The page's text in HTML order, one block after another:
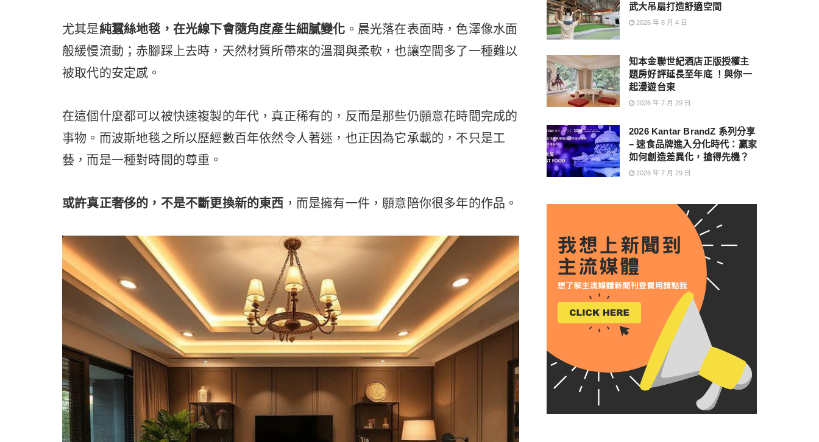
尤其是純蠶絲地毯，在光線下會隨角度產生細膩變化 。晨光落在表面時，色澤像水面
般緩慢流動；赤腳踩上去時，天然材質所帶來的溫潤與柔軟，也讓空間多了一種難以
被取代的安定感。
在這個什麼都可以被快速複製的年代，真正稀有的，反而是那些仍願意花時間完成的
事物。而波斯地毯之所以歷經數百年依然令人著迷，也正因為它承載的，不只是工
藝，而是一種對時間的尊重。
或許真正奢侈的，不是不斷更換新的東西 ，而是擁有一件，願意陪你很多年的作品。
武大吊扇打造舒適空間
2026 年 8 月 4 日
知本金聯世紀酒店正版授權主
題房好評延長至年底 ！與你一
起漫遊台東
2026 年 7 月 29 日
2026 Kantar BrandZ 系列分享
– 速食品牌進入分化時代：贏家
如何創造差異化，搶得先機？
2026 年 7 月 29 日